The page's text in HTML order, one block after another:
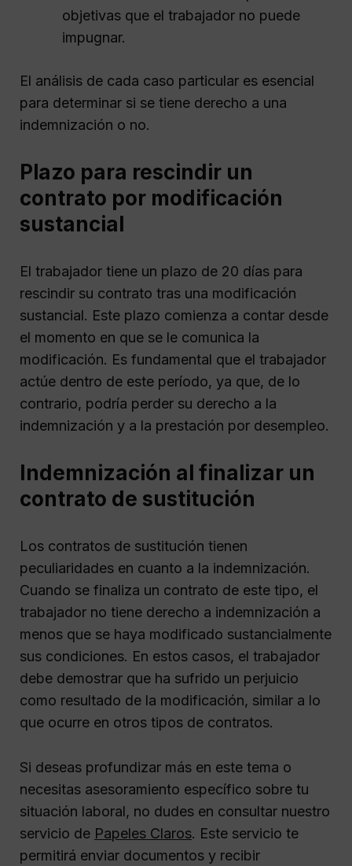
objetivas que el trabajador no puede
impugnar.
El análisis de cada caso particular es esencial
para determinar si se tiene derecho a una
indemnización o no.
Plazo para rescindir un
contrato por modificación
sustancial
El trabajador tiene un plazo de 20 días para
rescindir su contrato tras una modificación
sustancial. Este plazo comienza a contar desde
el momento en que se le comunica la
modificación. Es fundamental que el trabajador
actúe dentro de este período, ya que, de lo
contrario, podría perder su derecho a la
indemnización y a la prestación por desempleo.
Indemnización al finalizar un
contrato de sustitución
Los contratos de sustitución tienen
peculiaridades en cuanto a la indemnización.
Cuando se finaliza un contrato de este tipo, el
trabajador no tiene derecho a indemnización a
menos que se haya modificado sustancialmente
sus condiciones. En estos casos, el trabajador
debe demostrar que ha sufrido un perjuicio
como resultado de la modificación, similar a lo
que ocurre en otros tipos de contratos.
Si deseas profundizar más en este tema o
necesitas asesoramiento específico sobre tu
situación laboral, no dudes en consultar nuestro
servicio de Papeles Claros. Este servicio te
permitirá enviar documentos y recibir